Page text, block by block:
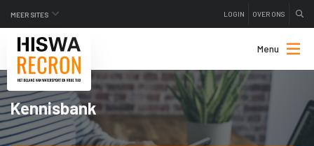
MEER SITES LOGIN OVER ONS
Menu
Kennisbank